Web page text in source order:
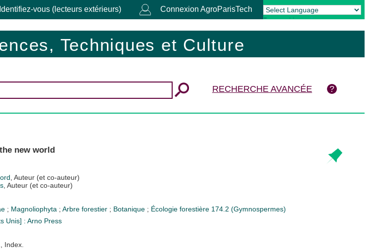
Identifiez-vous (lecteurs extérieurs) Connexion AgroParisTech
Powered by Translate
Techniques et Culture
RECHERCHE AVANCÉE
new world
, Auteur (et co-auteur)
, Auteur (et co-auteur)
; Magnoliophyta ; Arbre forestier ; Botanique ; Écologie forestière 174.2 (Gymnospermes)
Unis] : Arno Press
Index.